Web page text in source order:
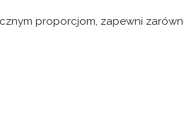
proporcjom, zapewni